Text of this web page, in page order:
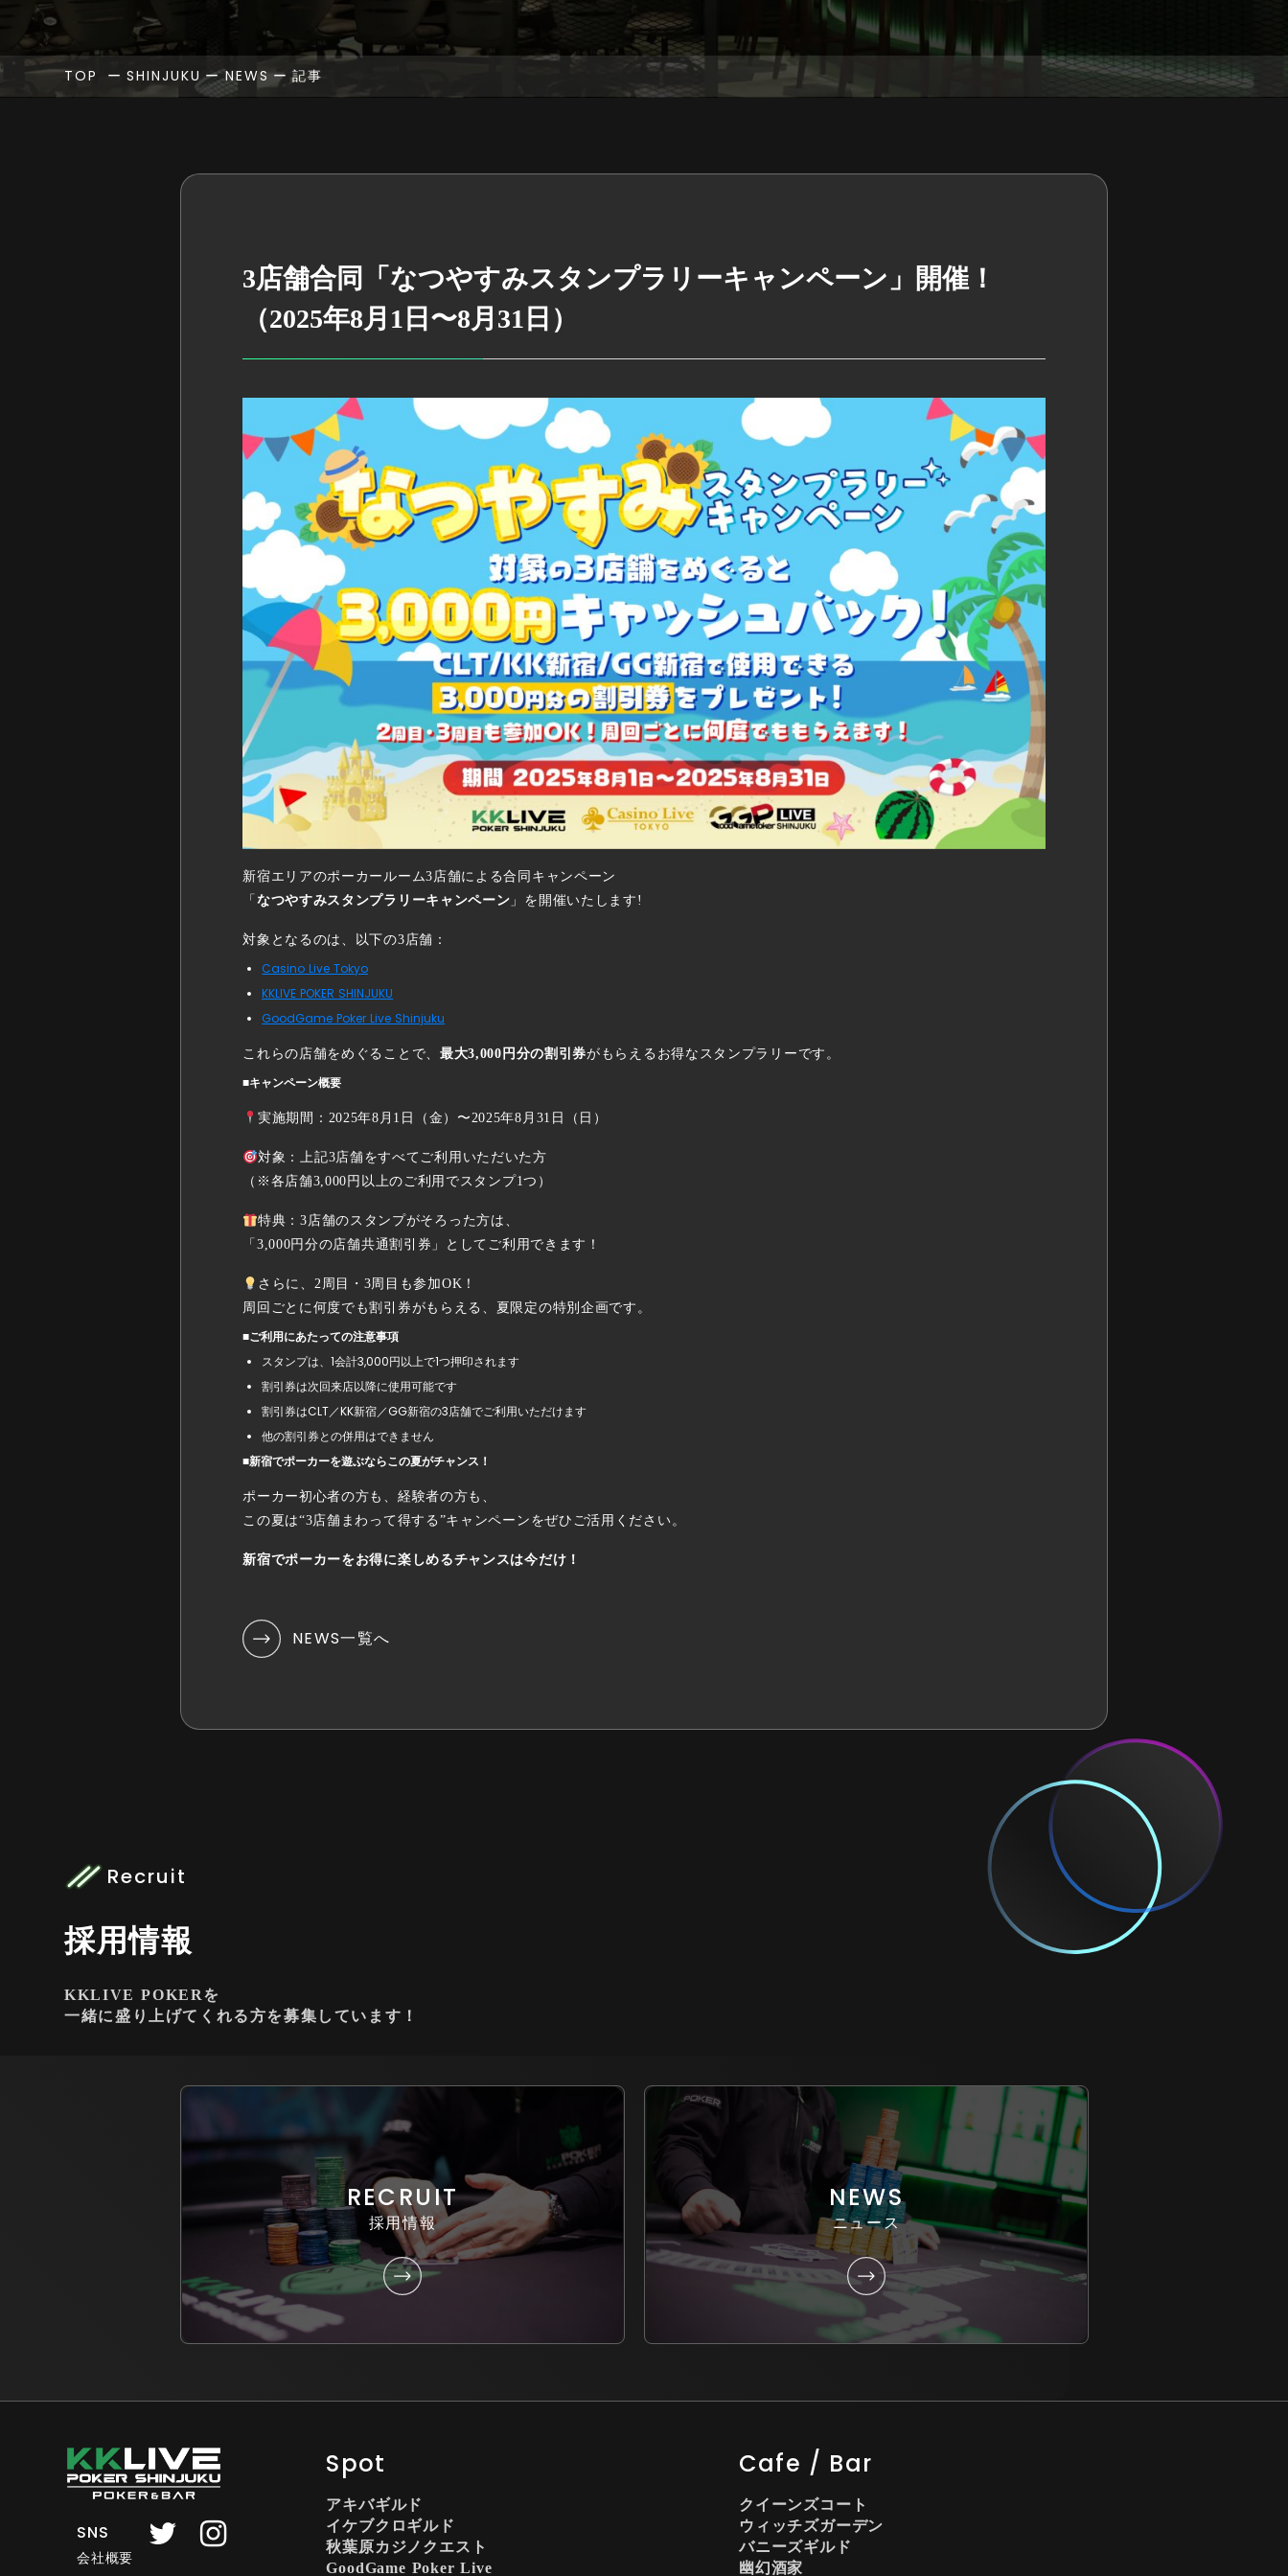
TOP ー SHINJUKU ー NEWS ー 記事
3店舗合同「なつやすみスタンプラリーキャンペーン」開催！
（2025年8月1日〜8月31日）
新宿エリアのポーカールーム3店舗による合同キャンペーン
「 なつやすみスタンプラリーキャンペーン 」を開催いたします!
対象となるのは、以下の3店舗：
Casino Live Tokyo
KKLIVE POKER SHINJUKU
GoodGame Poker Live Shinjuku
これらの店舗をめぐることで、 最大3,000円分の割引券がもらえるお得なスタンプラリーです。
■キャンペーン概要
実施期間：2025年8月1日（金）〜2025年8月31日（日）
対象：上記3店舗をすべてご利用いただいた方
（※各店舗3,000円以上のご利用でスタンプ1つ）
特典：3店舗のスタンプがそろった方は、
「3,000円分の店舗共通割引券」としてご利用できます！
さらに、2周目・3周目も参加OK！
周回ごとに何度でも割引券がもらえる、夏限定の特別企画です。
■ご利用にあたっての注意事項
スタンプは、1会計3,000円以上で1つ押印されます
割引券は次回来店以降に使用可能です
割引券はCLT／KK新宿／GG新宿の3店舗でご利用いただけます
他の割引券との併用はできません
■新宿でポーカーを遊ぶならこの夏がチャンス！
ポーカー初心者の方も、経験者の方も、
この夏は“3店舗まわって得する”キャンペーンをぜひご活用ください。
新宿でポーカーをお得に楽しめるチャンスは今だけ！
NEWS一覧へ
Recruit
採用情報
KKLIVE POKERを
一緒に盛り上げてくれる方を募集しています！
RECRUIT
採用情報
NEWS
ニュース
SNS
会社概要
Spot
アキバギルド
イケブクロギルド
秋葉原カジノクエスト
GoodGame Poker Live
Cafe / Bar
クイーンズコート
ウィッチズガーデン
バニーズギルド
幽幻酒家